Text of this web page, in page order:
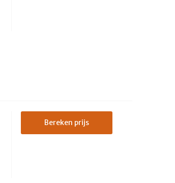
Bereken prijs